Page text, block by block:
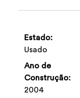
Estado:
Usado
Ano de
Construção:
2004